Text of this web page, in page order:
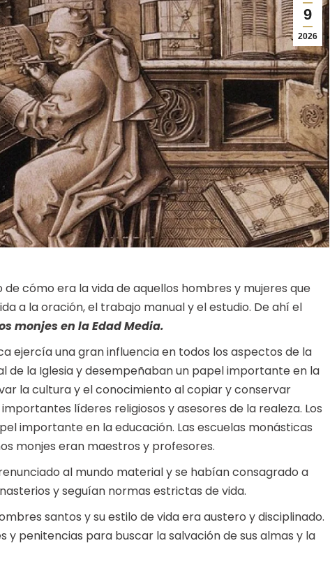
9
2026
cómo era la vida de aquellos hombres y mujeres que
a la oración, el trabajo manual y el estudio. De ahí el
monjes en la Edad Media.
ejercía una gran influencia en todos los aspectos de la
de la Iglesia y desempeñaban un papel importante en la
la cultura y el conocimiento al copiar y conservar
líderes religiosos y asesores de la realeza. Los
importante en la educación. Las escuelas monásticas
monjes eran maestros y profesores.
al mundo material y se habían consagrado a
y seguían normas estrictas de vida.
santos y su estilo de vida era austero y disciplinado.
y penitencias para buscar la salvación de sus almas y la